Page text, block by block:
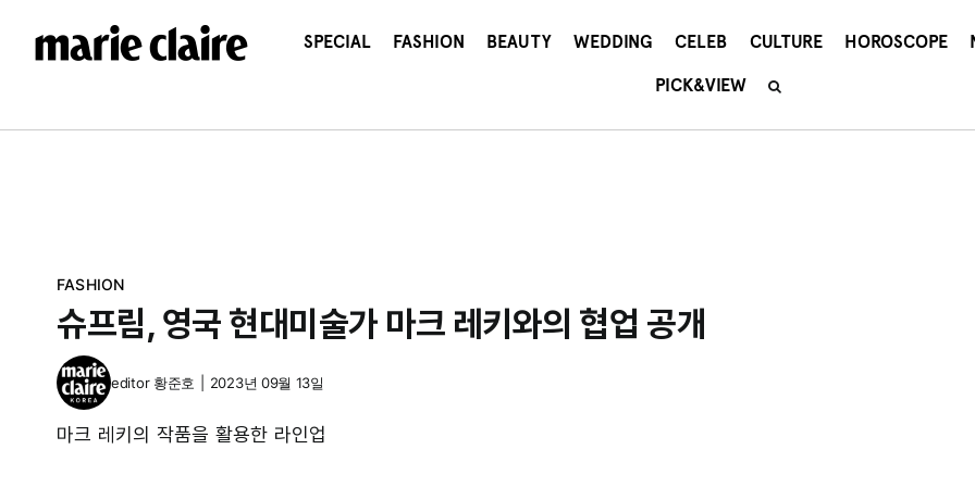
건
SPECIAL FASHION BEAUTY WEDDING CELEB CULTURE HOROSCOPE
PICK&VIEW
FASHION
슈프림, 영국 현대미술가 마크 레키와의 협업 공개
editor 황준호 2023년 09월 13일
마크 레키의 작품을 활용한 라인업